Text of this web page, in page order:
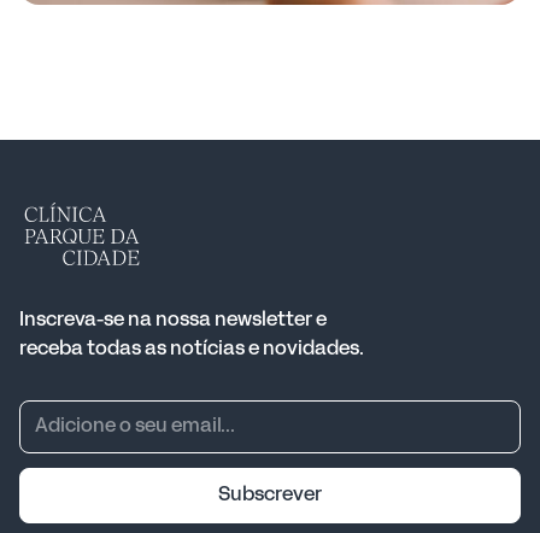
Inscreva-se na nossa newsletter e
receba todas as notícias e novidades.
Subscrever